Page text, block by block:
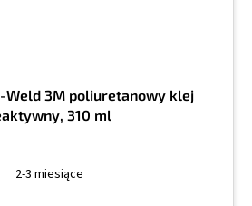
Weld 3M poliuretanowy klej
310 ml
2-3 miesiące